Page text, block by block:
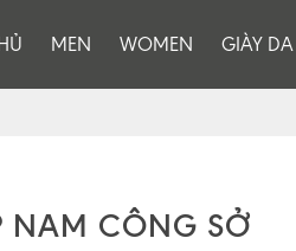
MEN WOMEN GIÀY
NAM CÔNG SỞ